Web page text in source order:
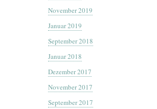
November 2019
Januar 2019
September 2018
Januar 2018
Dezember 2017
November 2017
September 2017